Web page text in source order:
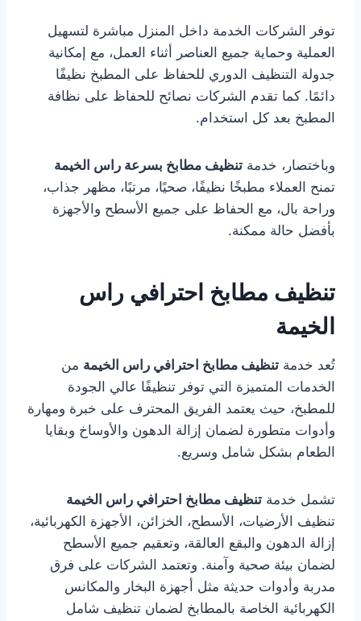
توفر الشركات الخدمة داخل المنزل مباشرة لتسهيل
العملية وحماية جميع العناصر أثناء العمل، مع إمكانية
جدولة التنظيف الدوري للحفاظ على المطبخ نظيفًا
دائمًا. كما تقدم الشركات نصائح للحفاظ على نظافة
المطبخ بعد كل استخدام.
وباختصار، خدمة تنظيف مطابخ بسرعة راس الخيمة
تمنح العملاء مطبخًا نظيفًا، صحيًا، مرتبًا، مظهر جذاب،
وراحة بال، مع الحفاظ على جميع الأسطح والأجهزة
بأفضل حالة ممكنة.
تنظيف مطابخ احترافي راس
الخيمة
تُعد خدمة تنظيف مطابخ احترافي راس الخيمة من
الخدمات المتميزة التي توفر تنظيفًا عالي الجودة
للمطبخ، حيث يعتمد الفريق المحترف على خبرة ومهارة
وأدوات متطورة لضمان إزالة الدهون والأوساخ وبقايا
الطعام بشكل شامل وسريع.
تشمل خدمة تنظيف مطابخ احترافي راس الخيمة
تنظيف الأرضيات، الأسطح، الخزائن، الأجهزة الكهربائية،
إزالة الدهون والبقع العالقة، وتعقيم جميع الأسطح
لضمان بيئة صحية وآمنة. وتعتمد الشركات على فرق
مدربة وأدوات حديثة مثل أجهزة البخار والمكانس
الكهربائية الخاصة بالمطابخ لضمان تنظيف شامل